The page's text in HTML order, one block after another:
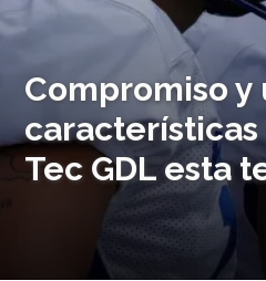
Compromiso y
Tec GDL esta